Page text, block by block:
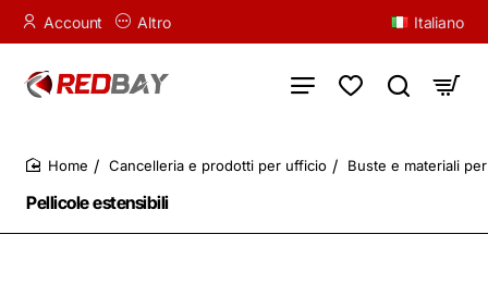
Account Altro Italiano
Pellicole estensibili
Cancelleria e prodotti per ufficio Buste e materiali